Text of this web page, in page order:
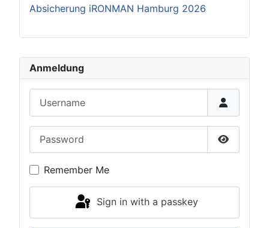
Anmeldung
Show
Remember Me
Sign in with a passkey
Absicherung iRONMAN Hamburg 2026